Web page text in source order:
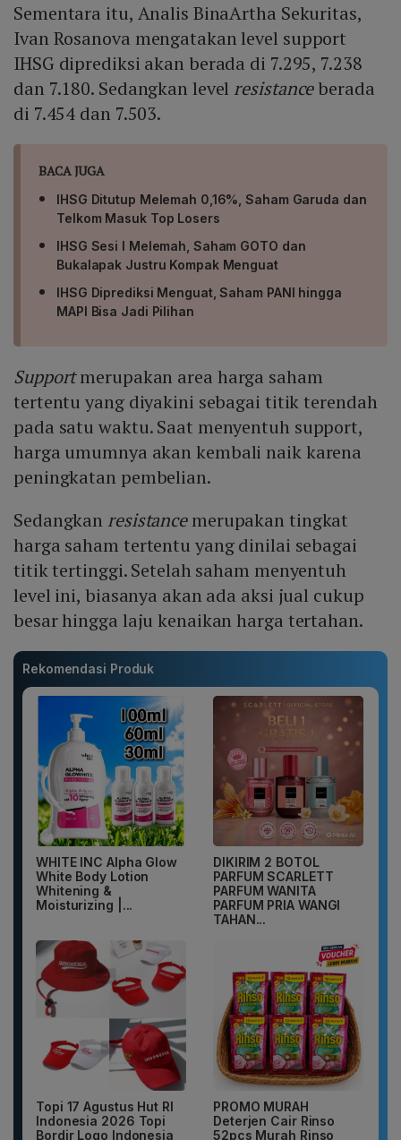
Sementara itu, Analis BinaArtha Sekuritas,
Ivan Rosanova mengatakan level support
IHSG diprediksi akan berada di 7.295, 7.238
dan 7.180. Sedangkan level resistanceberada
di 7.454 dan 7.503.
BACA JUGA
IHSG Ditutup Melemah 0,16%, Saham Garuda dan
Telkom Masuk Top Losers
IHSG Sesi I Melemah, Saham GOTO dan
Bukalapak Justru Kompak Menguat
IHSG Diprediksi Menguat, Saham PANI hingga
MAPI Bisa Jadi Pilihan
Supportmerupakan area harga saham
tertentu yang diyakini sebagai titik terendah
pada satu waktu. Saat menyentuh support,
harga umumnya akan kembali naik karena
peningkatan pembelian.
Sedangkan resistancemerupakan tingkat
harga saham tertentu yang dinilai sebagai
titik tertinggi. Setelah saham menyentuh
level ini, biasanya akan ada aksi jual cukup
besar hingga laju kenaikan harga tertahan.
Rekomendasi Produk
WHITE INC Alpha Glow
White Body Lotion
Whitening &
Moisturizing |...
DIKIRIM 2 BOTOL
PARFUM SCARLETT
PARFUM WANITA
PARFUM PRIA WANGI
TAHAN...
Topi 17 Agustus Hut RI
Indonesia 2026 Topi
Bordir Logo Indonesia
PROMO MURAH
Deterjen Cair Rinso
52pcs Murah Rinso